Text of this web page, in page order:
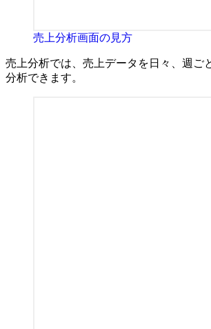
売上分析画面の見方
売上分析では、売上データを日々、週ご
分析できます。